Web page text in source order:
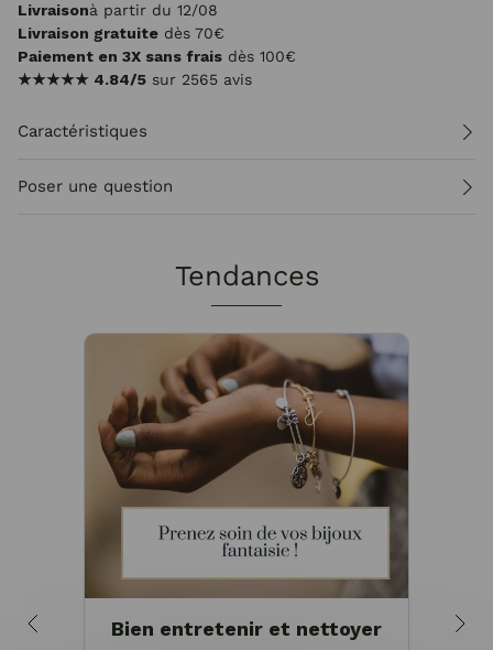
Livraisonà partir du 12/08
Livraison gratuite dès 70€
Paiement en 3X sans frais dès 100€
★★★★★ 4.84/5 sur 2565 avis
Caractéristiques
Poser une question
Tendances
Bien entretenir et nettoyer